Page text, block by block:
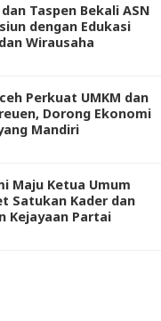
Taspen Bekali ASN
dengan Edukasi
Wirausaha
Perkuat UMKM dan
Dorong Ekonomi
Mandiri
Maju Ketua Umum
Satukan Kader dan
Kejayaan Partai